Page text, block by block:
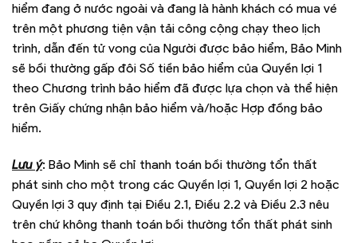
hiểm đang ở nước ngoài và đang là hành khách có mua vé
trên một phương tiện vận tải công cộng chạy theo lịch
trình, dẫn đến tử vong của Người được bảo hiểm, Bảo Minh
sẽ bồi thường gấp đôi Số tiền bảo hiểm của Quyền lợi 1
theo Chương trình bảo hiểm đã được lựa chọn và thể hiện
trên Giấy chứng nhận bảo hiểm và/hoặc Hợp đồng bảo
hiểm.
Lưu ý: Bảo Minh sẽ chỉ thanh toán bồi thường tổn thất
phát sinh cho một trong các Quyền lợi 1, Quyền lợi 2 hoặc
Quyền lợi 3 quy định tại Điều 2.1, Điều 2.2 và Điều 2.3 nêu
trên chứ không thanh toán bồi thường tổn thất phát sinh